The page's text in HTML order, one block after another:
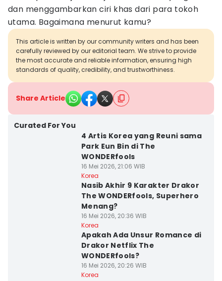
dan menggambarkan ciri khas dari para tokoh
utama. Bagaimana menurut kamu?
This article is written by our community writers and has been
carefully reviewed by our editorial team. We strive to provide
the most accurate and reliable information, ensuring high
standards of quality, credibility, and trustworthiness.
Share Article
Curated For You
4 Artis Korea yang Reuni sama
Park Eun Bin di The
WONDERfools
16 Mei 2026, 21:06 WIB
Korea
Nasib Akhir 9 Karakter Drakor
The WONDERfools, Superhero
Menang?
16 Mei 2026, 20:36 WIB
Korea
Apakah Ada Unsur Romance di
Drakor Netflix The
WONDERfools?
16 Mei 2026, 20:26 WIB
Korea